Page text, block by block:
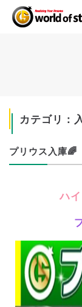
カテゴリ：
プリウス入庫🌈
ハ